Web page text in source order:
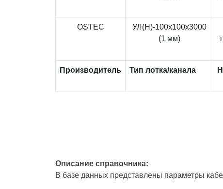
OSTEC
УЛ(Н)-100x100x3000
(1 мм)
Производитель Тип лотка/канала
Описание справочника:
В базе данных представлены параметры